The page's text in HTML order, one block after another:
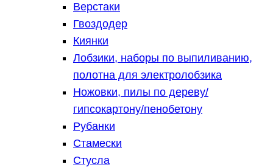
Верстаки
Гвоздодер
Киянки
Лобзики, наборы по выпиливанию,
полотна для электролобзика
Ножовки, пилы по дереву/
гипсокартону/пенобетону
Рубанки
Стамески
Стусла